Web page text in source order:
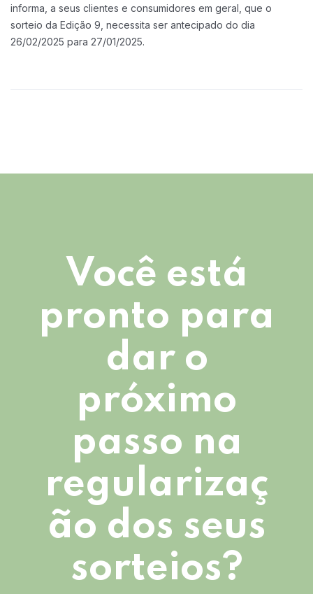
informa, a seus clientes e consumidores em geral, que o
sorteio da Edição 9, necessita ser antecipado do dia
26/02/2025 para 27/01/2025.
Você está
pronto para
dar o
próximo
passo na
regularizaç
ão dos seus
sorteios?